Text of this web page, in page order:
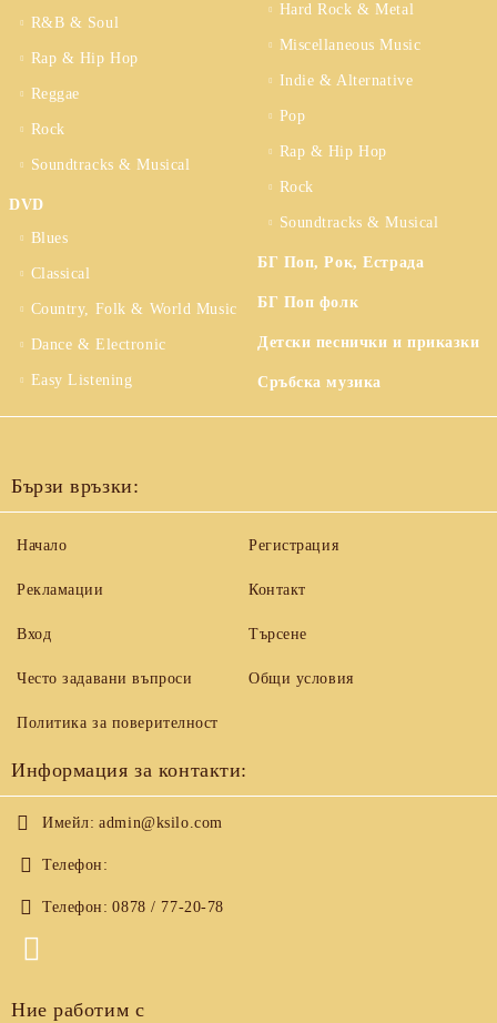
R&B & Soul
Rap & Hip Hop
Reggae
Rock
Soundtracks & Musical
DVD
Blues
Classical
Country, Folk & World Music
Dance & Electronic
Easy Listening
Hard Rock & Metal
Miscellaneous Music
Indie & Alternative
Pop
Rap & Hip Hop
Rock
Soundtracks & Musical
БГ Поп, Рок, Естрада
БГ Поп фолк
Детски песнички и приказки
Сръбска музика
Бързи връзки:
Начало
Рекламации
Вход
Често задавани въпроси
Регистрация
Контакт
Търсене
Общи условия
Политика за поверителност
Информация за контакти:
Имейл: admin@ksilo.com
Телефон:
Телефон: 0878 / 77-20-78
Ние работим с